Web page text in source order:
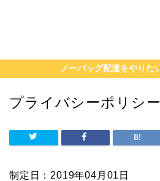
ノーバッグ配達をやりた
プライバシーポリシー
制定日：2019年04月01日